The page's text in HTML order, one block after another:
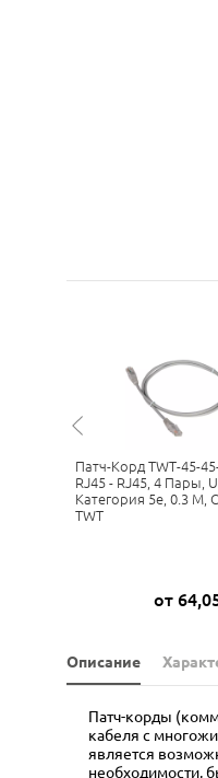
Патч-Корд TWT-45-
RJ45 - RJ45, 4 Пары,
Категория 5е, 0.3 М,
TWT
от
Описание
Патч-корды
кабеля с
является
необходимости,